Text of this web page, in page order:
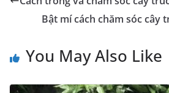
Bật mí cách chăm sóc cây
You May Also Like